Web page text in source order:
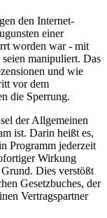
den Internet-
einer
worden war - mit
manipuliert. Das
und wie
vor dem
die Sperrung.
der Allgemeinen
ist. Darin heißt es,
Programm jederzeit
Wirkung
Dies verstößt
Gesetzbuches, der
Vertragspartner